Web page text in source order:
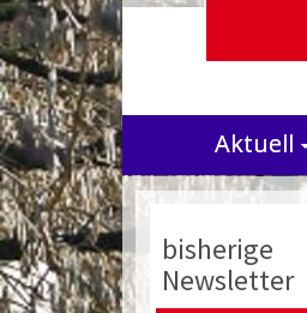
Aktuell
bisherige
Newsletter